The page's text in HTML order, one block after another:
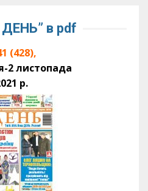
ДЕНЬ” в pdf
(428),
2 листопада
р.